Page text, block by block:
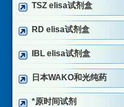
TSZ elisa试剂盒
RD elisa试剂盒
IBL elisa试剂盒
日本WAKO和光纯药
*原时间试剂